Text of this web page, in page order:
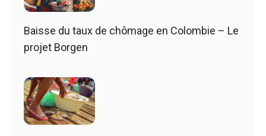
Baisse du taux de chômage en Colombie – Le
projet Borgen